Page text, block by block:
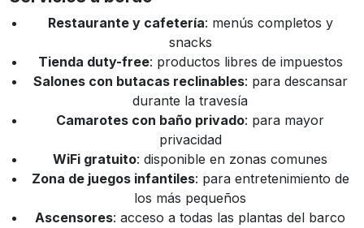
Restaurante y cafetería: menús completos y
snacks
Tienda duty-free: productos libres de impuestos
Salones con butacas reclinables: para descansar
durante la travesía
Camarotes con baño privado: para mayor
privacidad
WiFi gratuito: disponible en zonas comunes
Zona de juegos infantiles: para entretenimiento de
los más pequeños
Ascensores: acceso a todas las plantas del barco